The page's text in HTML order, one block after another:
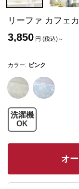
リーファ カフェ
3,850 円 (税込)～
カラー: ピンク
洗濯機
OK
オ